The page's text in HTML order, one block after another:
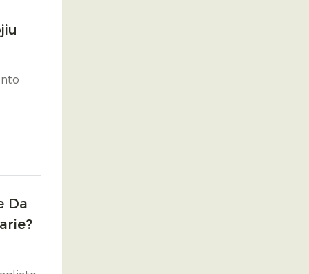
Da